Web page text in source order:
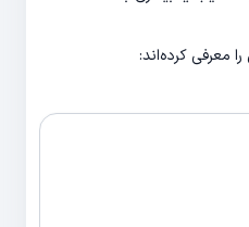
معرفی کرده‌اند: